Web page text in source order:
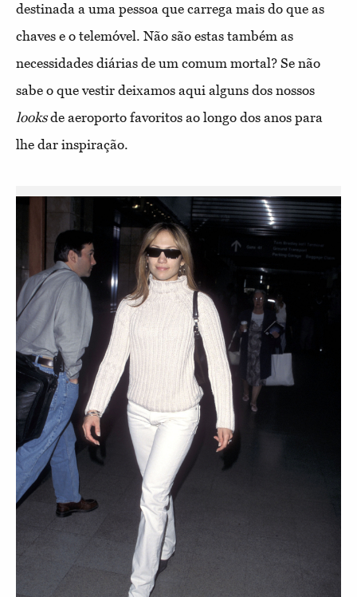
destinada a uma pessoa que carrega mais do que as
chaves e o telemóvel. Não são estas também as
necessidades diárias de um comum mortal? Se não
sabe o que vestir deixamos aqui alguns dos nossos
looksde aeroporto favoritos ao longo dos anos para
lhe dar inspiração.